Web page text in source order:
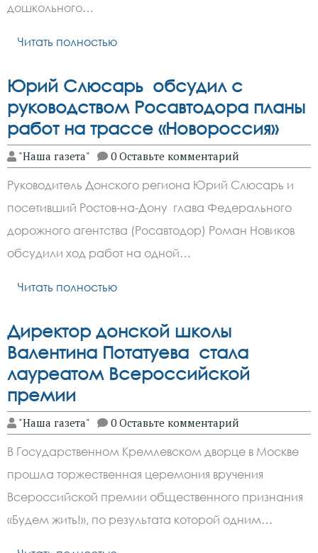
дошкольного…
Читать полностью
Юрий Слюсарь обсудил с
руководством Росавтодора планы
работ на трассе «Новороссия»
"Наша газета" 0 Оставьте комментарий
Руководитель Донского региона Юрий Слюсарь и
посетивший Ростов-на-Дону глава Федерального
дорожного агентства (Росавтодор) Роман Новиков
обсудили ход работ на одной…
Читать полностью
Директор донской школы
Валентина Потатуева стала
лауреатом Всероссийской
премии
"Наша газета" 0 Оставьте комментарий
В Государственном Кремлевском дворце в Москве
прошла торжественная церемония вручения
Всероссийской премии общественного признания
«Будем жить!», по результата которой одним…